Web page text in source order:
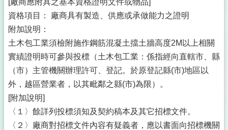
[廠商應附具之基本資格證明文件或物品]
資格項目： 廠商具有製造、供應或承做能力之證明
附加說明：
土木包工業須檢附施作鋼筋混凝土擋土牆高度2M以上相關
實績證明時可參與投標（土木包工業：係指經向直轄市、縣
（市）主管機關辦理許可、登記。於原登記縣(市)地區以
外，越區營業者，以其毗鄰之縣(市)為限）。
[附加說明]
〈１〉餘詳列投標須知及契約稿本及其它招標文件。
〈２〉廠商對招標文件內容有疑義者，應以書面向招標機關